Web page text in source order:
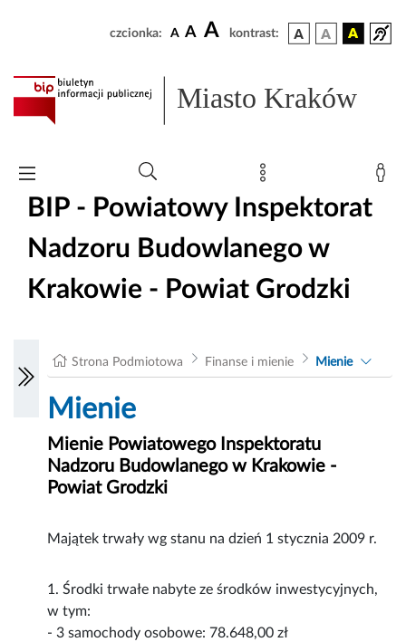
czcionka: A A A kontrast:
Miasto Kraków
BIP - Powiatowy Inspektorat
Nadzoru Budowlanego w
Krakowie - Powiat Grodzki
Strona Podmiotowa Finanse i mienie Mienie
Mienie
Mienie Powiatowego Inspektoratu
Nadzoru Budowlanego w Krakowie -
Powiat Grodzki
Majątek trwały wg stanu na dzień 1 stycznia 2009 r.
1. Środki trwałe nabyte ze środków inwestycyjnych,
w tym:
- 3 samochody osobowe: 78.648,00 zł